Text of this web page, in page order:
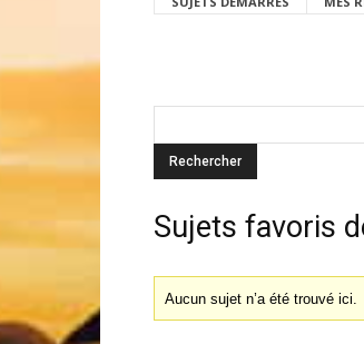
Sujets favoris
Aucun sujet n’a été trouvé ici.